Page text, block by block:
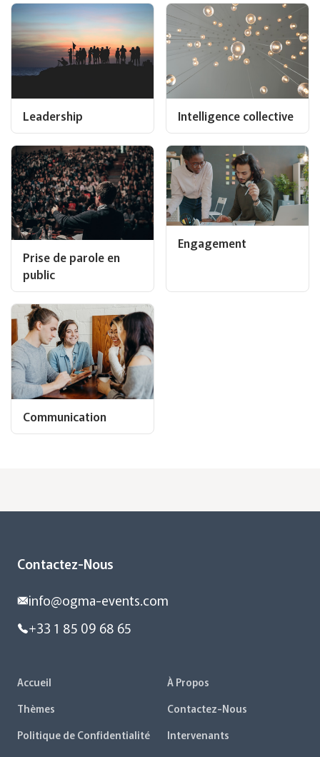
Leadership Intelligence collective
Prise de parole en
public
Engagement
Communication
Contactez-Nous
info@ogma-events.com
+33 1 85 09 68 65
Accueil
À Propos
Thèmes
Contactez-Nous
Politique de Confidentialité
Intervenants